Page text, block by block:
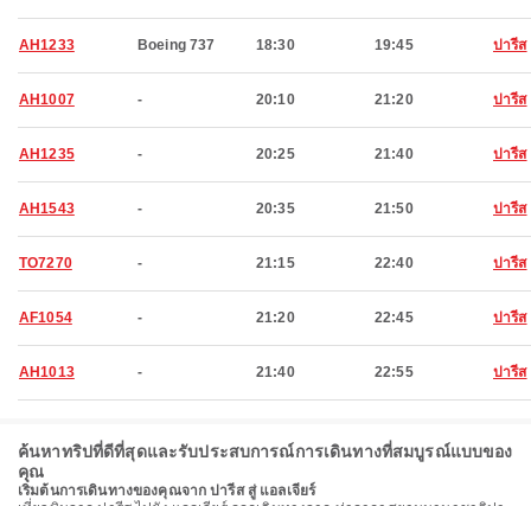
AH1233 Boeing 737 18:30 19:45 ปารีส
AH1007 - 20:10 21:20 ปารีส
AH1235 - 20:25 21:40 ปารีส
AH1543 - 20:35 21:50 ปารีส
TO7270 - 21:15 22:40 ปารีส
AF1054 - 21:20 22:45 ปารีส
AH1013 - 21:40 22:55 ปารีส
ค้นหาทริปที่ดีที่สุดและรับประสบการณ์การเดินทางที่สมบูรณ์แบบของ
คุณ
เริ่มต้นการเดินทางของคุณจาก ปารีส สู่ แอลเจียร์